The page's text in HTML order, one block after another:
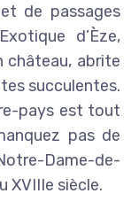
de passages
d’Èze,
château, abrite
succulentes.
pays est tout
pas de
Dame-de-
XVIIIe siècle.